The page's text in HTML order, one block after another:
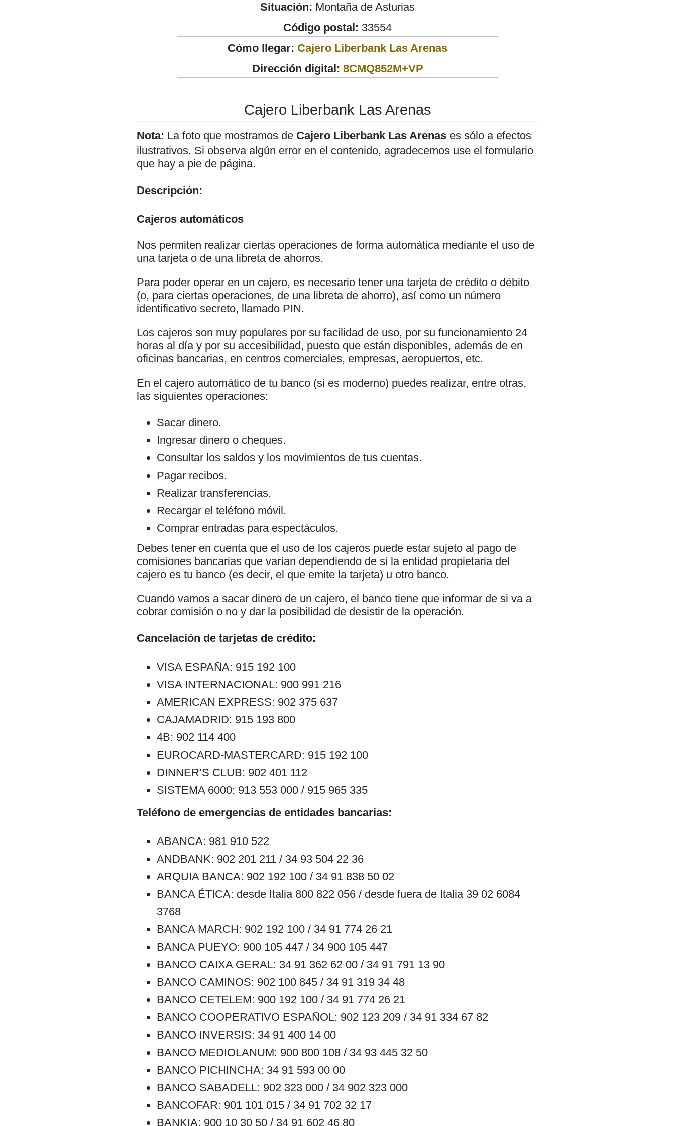
Situación: Montaña de Asturias
Código postal: 33554
Cómo llegar: Cajero Liberbank Las Arenas
Dirección digital: 8CMQ852M+VP
Cajero Liberbank Las Arenas
Nota: La foto que mostramos de Cajero Liberbank Las Arenas es sólo a efectos
ilustrativos. Si observa algún error en el contenido, agradecemos use el formulario
que hay a pie de página.
Descripción:
Cajeros automáticos
Nos permiten realizar ciertas operaciones de forma automática mediante el uso de
una tarjeta o de una libreta de ahorros.
Para poder operar en un cajero, es necesario tener una tarjeta de crédito o débito
(o, para ciertas operaciones, de una libreta de ahorro), así como un número
identificativo secreto, llamado PIN.
Los cajeros son muy populares por su facilidad de uso, por su funcionamiento 24
horas al día y por su accesibilidad, puesto que están disponibles, además de en
oficinas bancarias, en centros comerciales, empresas, aeropuertos, etc.
En el cajero automático de tu banco (si es moderno) puedes realizar, entre otras,
las siguientes operaciones:
Sacar dinero.
Ingresar dinero o cheques.
Consultar los saldos y los movimientos de tus cuentas.
Pagar recibos.
Realizar transferencias.
Recargar el teléfono móvil.
Comprar entradas para espectáculos.
Debes tener en cuenta que el uso de los cajeros puede estar sujeto al pago de
comisiones bancarias que varían dependiendo de si la entidad propietaria del
cajero es tu banco (es decir, el que emite la tarjeta) u otro banco.
Cuando vamos a sacar dinero de un cajero, el banco tiene que informar de si va a
cobrar comisión o no y dar la posibilidad de desistir de la operación.
Cancelación de tarjetas de crédito:
VISA ESPAÑA: 915 192 100
VISA INTERNACIONAL: 900 991 216
AMERICAN EXPRESS: 902 375 637
CAJAMADRID: 915 193 800
4B: 902 114 400
EUROCARD-MASTERCARD: 915 192 100
DINNER’S CLUB: 902 401 112
SISTEMA 6000: 913 553 000 / 915 965 335
Teléfono de emergencias de entidades bancarias:
ABANCA: 981 910 522
ANDBANK: 902 201 211 / 34 93 504 22 36
ARQUIA BANCA: 902 192 100 / 34 91 838 50 02
BANCA ÉTICA: desde Italia 800 822 056 / desde fuera de Italia 39 02 6084
3768
BANCA MARCH: 902 192 100 / 34 91 774 26 21
BANCA PUEYO: 900 105 447 / 34 900 105 447
BANCO CAIXA GERAL: 34 91 362 62 00 / 34 91 791 13 90
BANCO CAMINOS: 902 100 845 / 34 91 319 34 48
BANCO CETELEM: 900 192 100 / 34 91 774 26 21
BANCO COOPERATIVO ESPAÑOL: 902 123 209 / 34 91 334 67 82
BANCO INVERSIS: 34 91 400 14 00
BANCO MEDIOLANUM: 900 800 108 / 34 93 445 32 50
BANCO PICHINCHA: 34 91 593 00 00
BANCO SABADELL: 902 323 000 / 34 902 323 000
BANCOFAR: 901 101 015 / 34 91 702 32 17
BANKIA: 900 10 30 50 / 34 91 602 46 80